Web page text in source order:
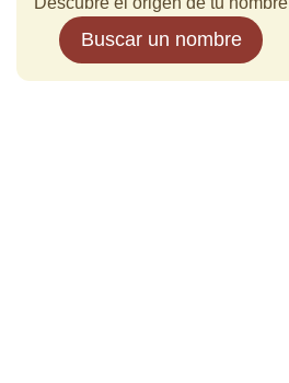
Buscar un nombre